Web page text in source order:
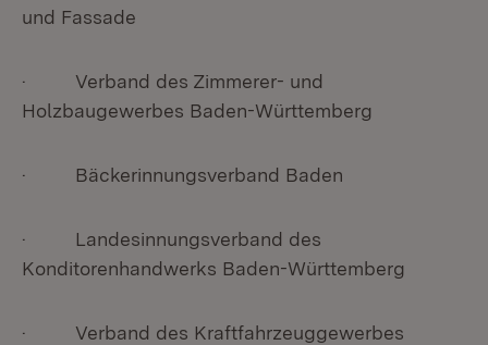
und Fassade
· Verband des Zimmerer- und
Holzbaugewerbes Baden-Württemberg
· Bäckerinnungsverband Baden
· Landesinnungsverband des
Konditorenhandwerks Baden-Württemberg
· Verband des Kraftfahrzeuggewerbes